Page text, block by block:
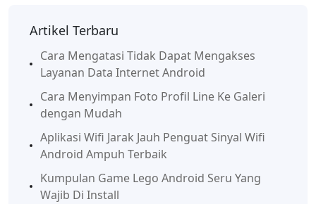
Artikel Terbaru
Cara Mengatasi Tidak Dapat Mengakses
Layanan Data Internet Android
Cara Menyimpan Foto Profil Line Ke Galeri
dengan Mudah
Aplikasi Wifi Jarak Jauh Penguat Sinyal Wifi
Android Ampuh Terbaik
Kumpulan Game Lego Android Seru Yang
Wajib Di Install